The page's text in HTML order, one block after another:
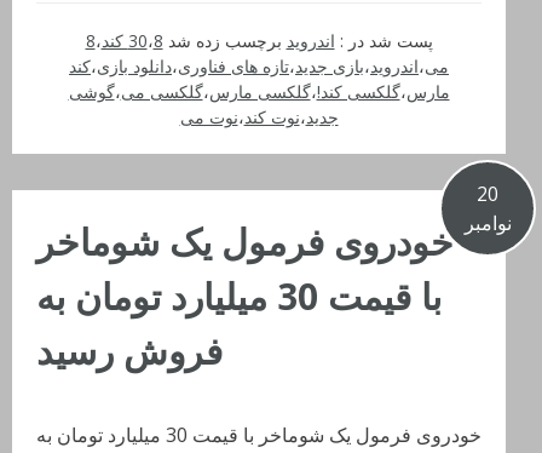
پست شد در : اندروید برچسب زده شد 30،8 کند ،8
می،اندروید،بازی جدید،تازه های فناوری،دانلود بازی،کند
مارس،گلکسی کند!،گلکسی مارس،گلکسی می،گوشی
جدید،نوت کند،نوت می
20
نوامبر خودروی فرمول یک شوماخر
با قیمت 30 میلیارد تومان به
فروش رسید
خودروی فرمول یک شوماخر با قیمت 30 میلیارد تومان به